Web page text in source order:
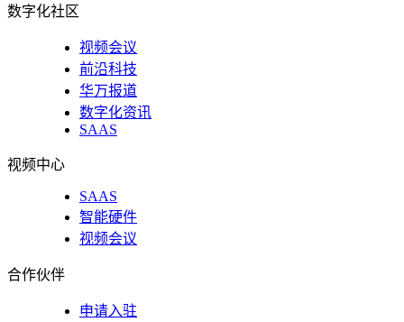
数字化社区
视频会议
前沿科技
华万报道
数字化资讯
SAAS
视频中心
SAAS
智能硬件
视频会议
合作伙伴
申请入驻